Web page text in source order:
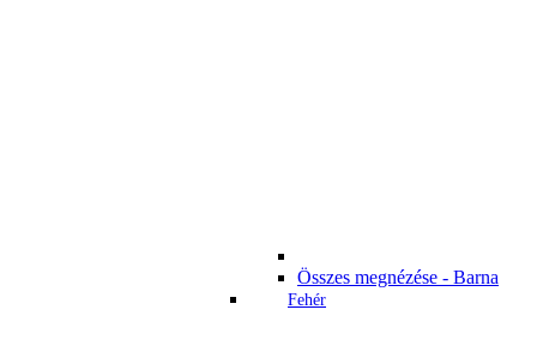
Összes megnézése - Barna
Fehér